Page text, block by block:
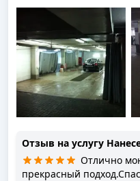
Отзыв на услугу
Отлично
прекрасный